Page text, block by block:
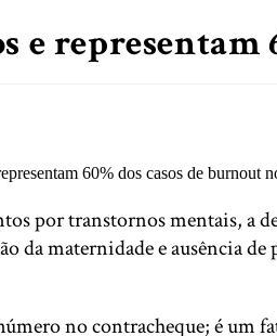
e representam
por transtornos mentais, a
maternidade e ausência
no contracheque; é